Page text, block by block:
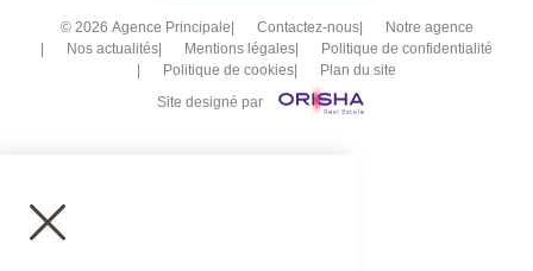
© 2026 Agence Principale Contactez-nous
Notre agence
Nos actualités
Mentions légales
Politique de confidentialité
Politique de cookies
Plan du site
Site designé par